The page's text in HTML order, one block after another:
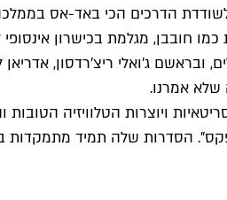
הדרכים הכי באד-אס
חובבן, מגלמת בכישרון
ג'ואלי ריצ'רדסון,
אמרנו.
ויוצרות הטלוויזיה
הסדרות שלה תמיד מתמקדות